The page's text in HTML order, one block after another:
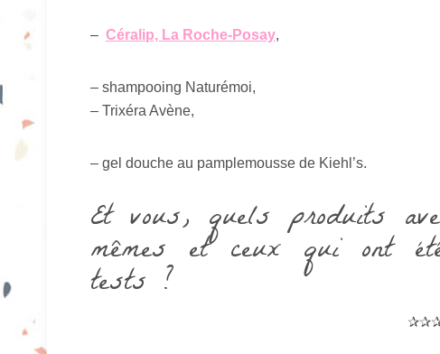
– Céralip, La Roche-Posay,
– shampooing Naturémoi,
– Trixéra Avène,
– gel douche au pamplemousse de Kiehl’s.
Et vous, quels produits
mêmes et ceux qui ont
tests ?